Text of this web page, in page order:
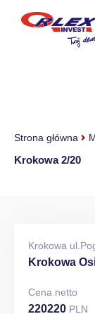
Strona główna
Krokowa 2/20
Krokowa
Krokowa
Cena netto
220220 PLN